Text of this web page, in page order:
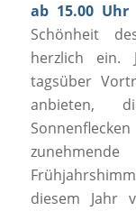
ab 15.00 Uhr
Schönheit
herzlich ein.
tagsüber
anbieten,
diesem Jahr